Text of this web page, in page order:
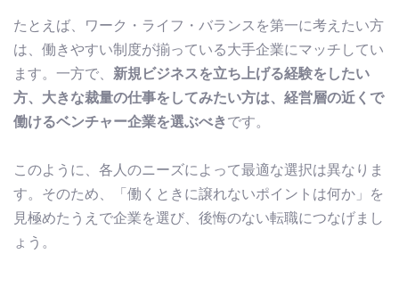
たとえば、ワーク・ライフ・バランスを第一に考えたい方
は、働きやすい制度が揃っている大手企業にマッチしてい
ます。一方で、 新規ビジネスを立ち上げる経験をしたい
方、大きな裁量の仕事をしてみたい方は、経営層の近くで
働けるベンチャー企業を選ぶべき です。
このように、各人のニーズによって最適な選択は異なりま
す。そのため、「働くときに譲れないポイントは何か」を
見極めたうえで企業を選び、後悔のない転職につなげまし
ょう。